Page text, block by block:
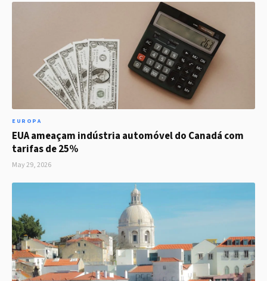
EUROPA
EUA ameaçam indústria automóvel do Canadá com
tarifas de 25%
May 29, 2026